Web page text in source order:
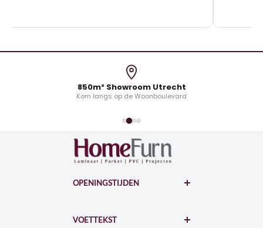
850m² Showroom Utrecht
Kom langs op de Woonboulevard
OPENINGSTIJDEN
Hollantlaan 7-A
VOETTEKST